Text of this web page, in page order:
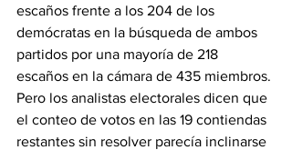
escaños frente a los 204 de los
demócratas en la búsqueda de ambos
partidos por una mayoría de 218
escaños en la cámara de 435 miembros.
Pero los analistas electorales dicen que
el conteo de votos en las 19 contiendas
restantes sin resolver parecía inclinarse